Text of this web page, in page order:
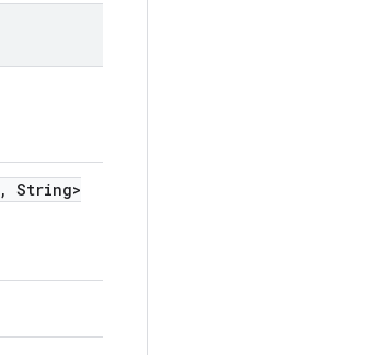
, String>